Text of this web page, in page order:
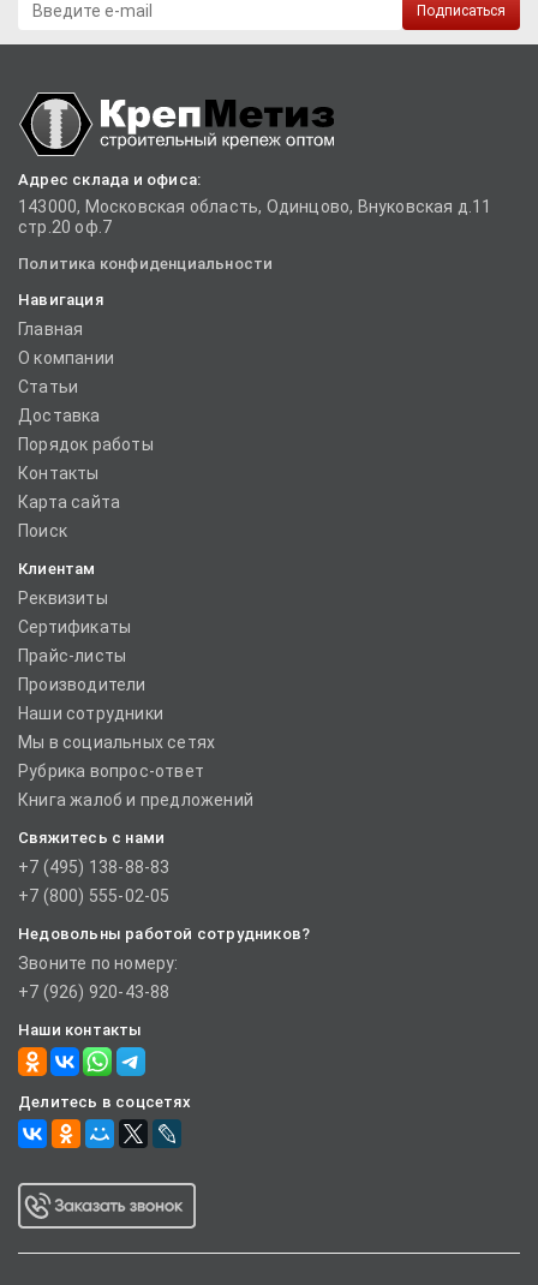
Подписаться
Адрес склада и офиса:
143000, Московская область, Одинцово, Внуковская д.11
стр.20 оф.7
Политика конфиденциальности
Навигация
Главная
О компании
Статьи
Доставка
Порядок работы
Контакты
Карта сайта
Поиск
Клиентам
Реквизиты
Сертификаты
Прайс-листы
Производители
Наши сотрудники
Мы в социальных сетях
Рубрика вопрос-ответ
Книга жалоб и предложений
Свяжитесь с нами
+7 (495) 138-88-83
+7 (800) 555-02-05
Недовольны работой сотрудников?
Звоните по номеру:
+7 (926) 920-43-88
Наши контакты
Делитесь в соцсетях